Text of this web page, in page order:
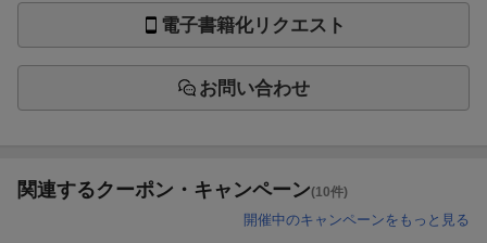
電子書籍化リクエスト
お問い合わせ
関連するクーポン・キャンペーン(10件)
開催中のキャンペーンをもっと見る